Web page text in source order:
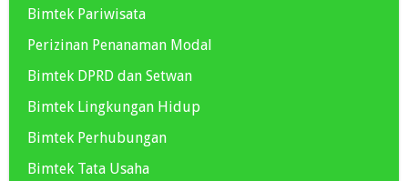
Bimtek Pariwisata
Perizinan Penanaman Modal
Bimtek DPRD dan Setwan
Bimtek Lingkungan Hidup
Bimtek Perhubungan
Bimtek Tata Usaha